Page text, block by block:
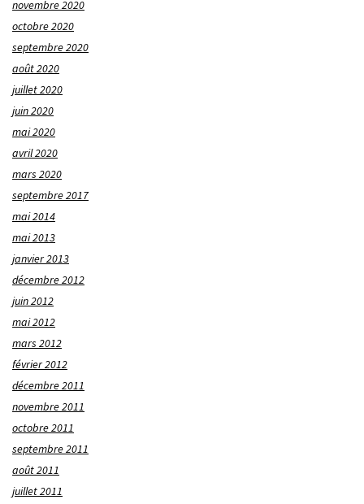
novembre 2020
octobre 2020
septembre 2020
août 2020
juillet 2020
juin 2020
mai 2020
avril 2020
mars 2020
septembre 2017
mai 2014
mai 2013
janvier 2013
décembre 2012
juin 2012
mai 2012
mars 2012
février 2012
décembre 2011
novembre 2011
octobre 2011
septembre 2011
août 2011
juillet 2011